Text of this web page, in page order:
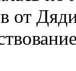
от